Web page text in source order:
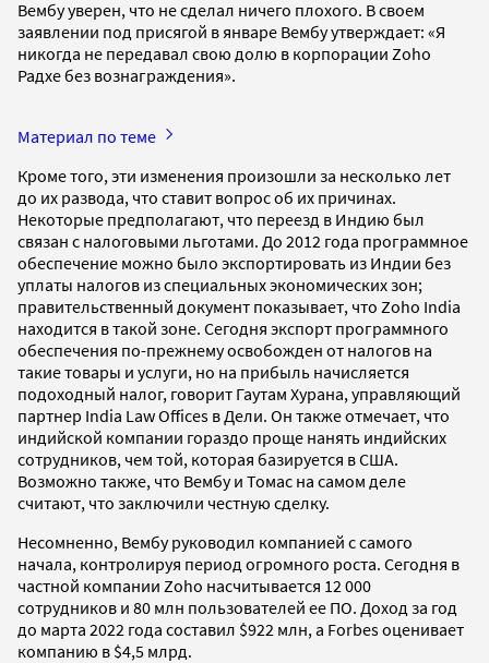
Вембу уверен, что не сделал ничего плохого. В своем
заявлении под присягой в январе Вембу утверждает: «Я
никогда не передавал свою долю в корпорации Zoho
Радхе без вознаграждения».
Материал по теме
Кроме того, эти изменения произошли за несколько лет
до их развода, что ставит вопрос об их причинах.
Некоторые предполагают, что переезд в Индию был
связан с налоговыми льготами. До 2012 года программное
обеспечение можно было экспортировать из Индии без
уплаты налогов из специальных экономических зон;
правительственный документ показывает, что Zoho India
находится в такой зоне. Сегодня экспорт программного
обеспечения по-прежнему освобожден от налогов на
такие товары и услуги, но на прибыль начисляется
подоходный налог, говорит Гаутам Хурана, управляющий
партнер India Law Offices в Дели. Он также отмечает, что
индийской компании гораздо проще нанять индийских
сотрудников, чем той, которая базируется в США.
Возможно также, что Вембу и Томас на самом деле
считают, что заключили честную сделку.
Несомненно, Вембу руководил компанией с самого
начала, контролируя период огромного роста. Сегодня в
частной компании Zoho насчитывается 12 000
сотрудников и 80 млн пользователей ее ПО. Доход за год
до марта 2022 года составил $922 млн, а Forbes оценивает
компанию в $4,5 млрд.